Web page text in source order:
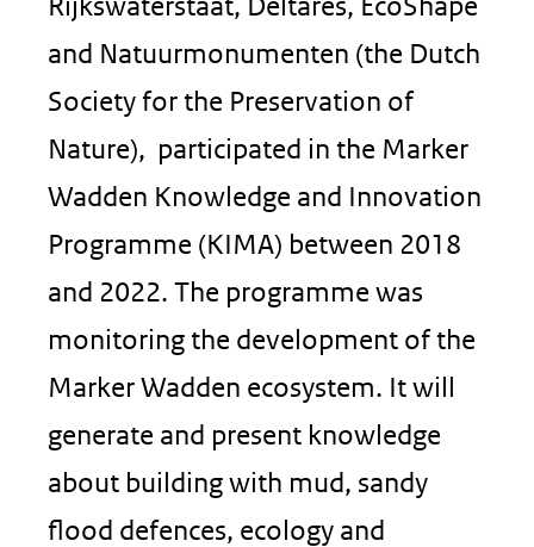
and Natuurmonumenten (the Dutch
Society for the Preservation of
Nature), participated in the Marker
Wadden Knowledge and Innovation
Programme (KIMA) between 2018
and 2022. The programme was
monitoring the development of the
Marker Wadden ecosystem. It will
generate and present knowledge
about building with mud, sandy
flood defences, ecology and